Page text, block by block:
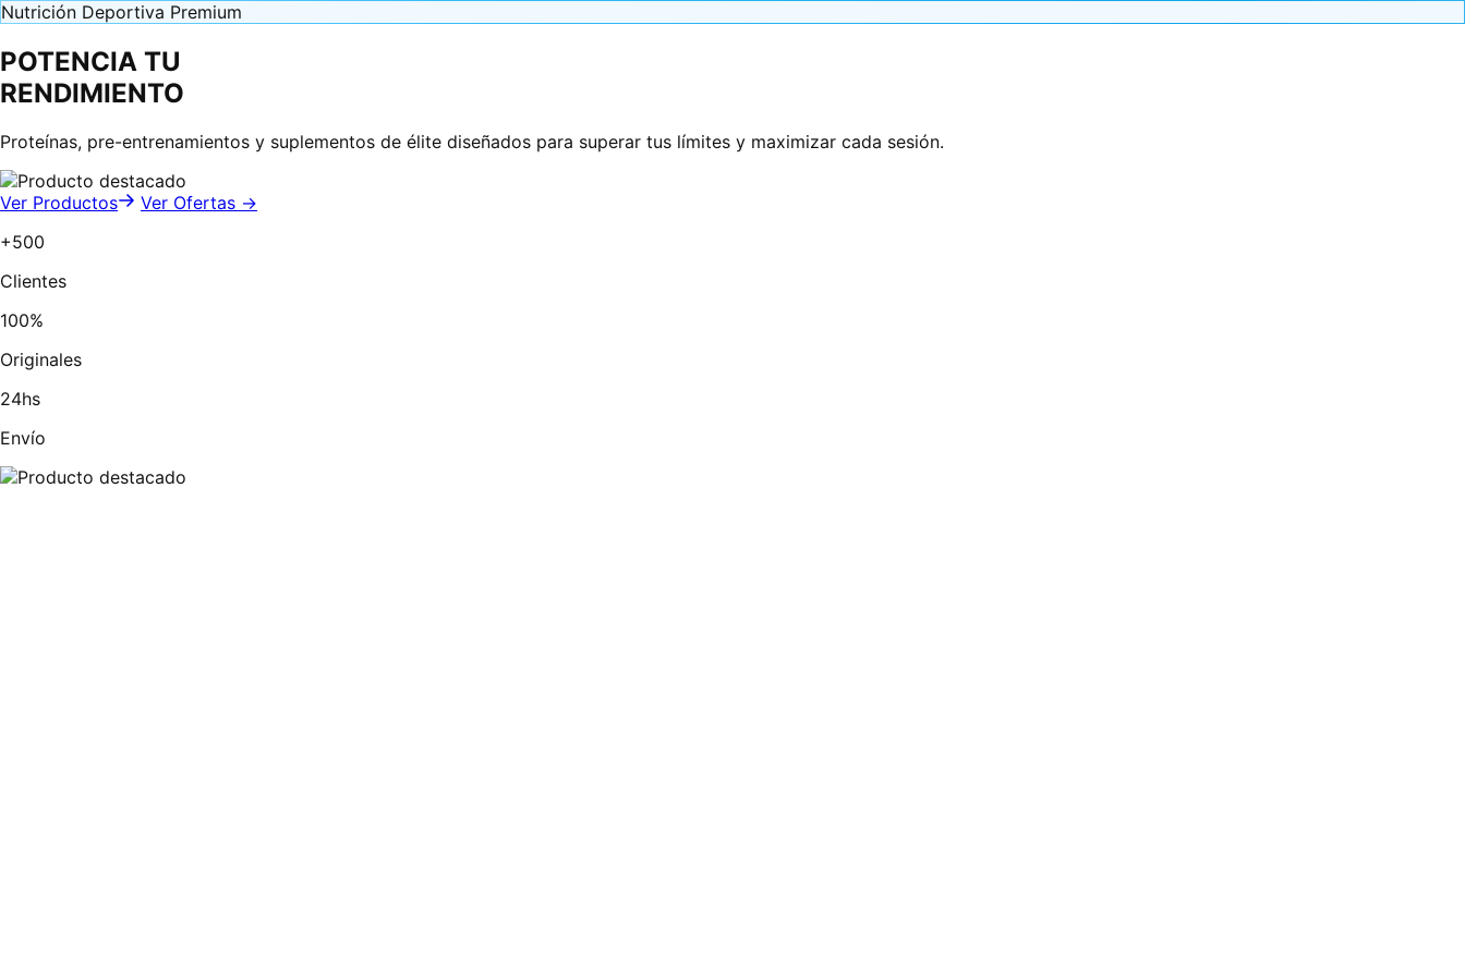
Nutrición Deportiva Premium
POTENCIA TU
RENDIMIENTO
Proteínas, pre-entrenamientos y suplementos de élite diseñados para superar tus límites y maximizar cada sesión.
Ver Productos
Ver Ofertas →
+500
Clientes
100%
Originales
24hs
Envío